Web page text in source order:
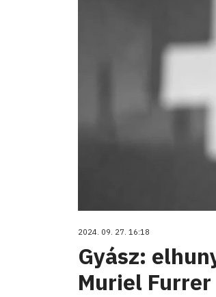
2024. 09. 27. 16:18
Gyász:
Muriel Furrer